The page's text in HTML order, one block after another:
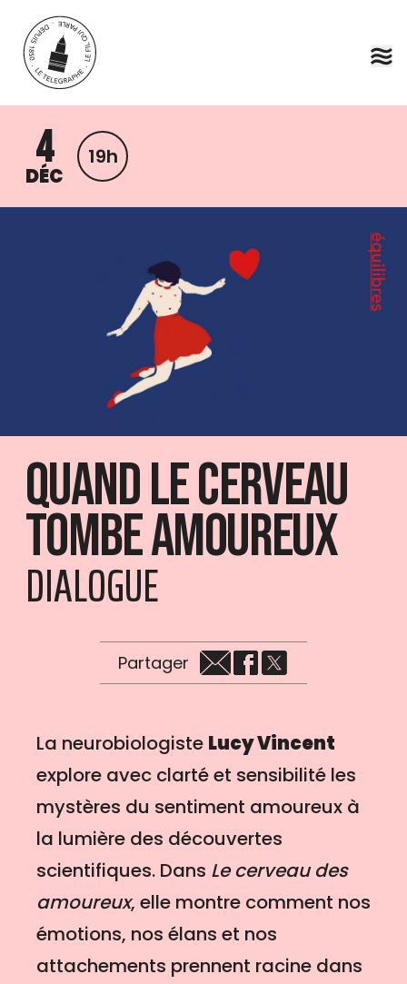
Aller au contenu principal
4
DÉC
19h
Quand le cerveau
tombe amoureux
DIALOGUE
Partager
La neurobiologiste Lucy Vincent
explore avec clarté et sensibilité les
mystères du sentiment amoureux à
la lumière des découvertes
scientifiques. Dans Le cerveau des
amoureux, elle montre comment nos
émotions, nos élans et nos
attachements prennent racine dans